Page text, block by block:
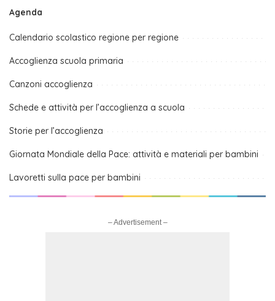
Agenda
Calendario scolastico regione per regione
Accoglienza scuola primaria
Canzoni accoglienza
Schede e attività per l’accoglienza a scuola
Storie per l’accoglienza
Giornata Mondiale della Pace: attività e materiali per bambini
Lavoretti sulla pace per bambini
– Advertisement –